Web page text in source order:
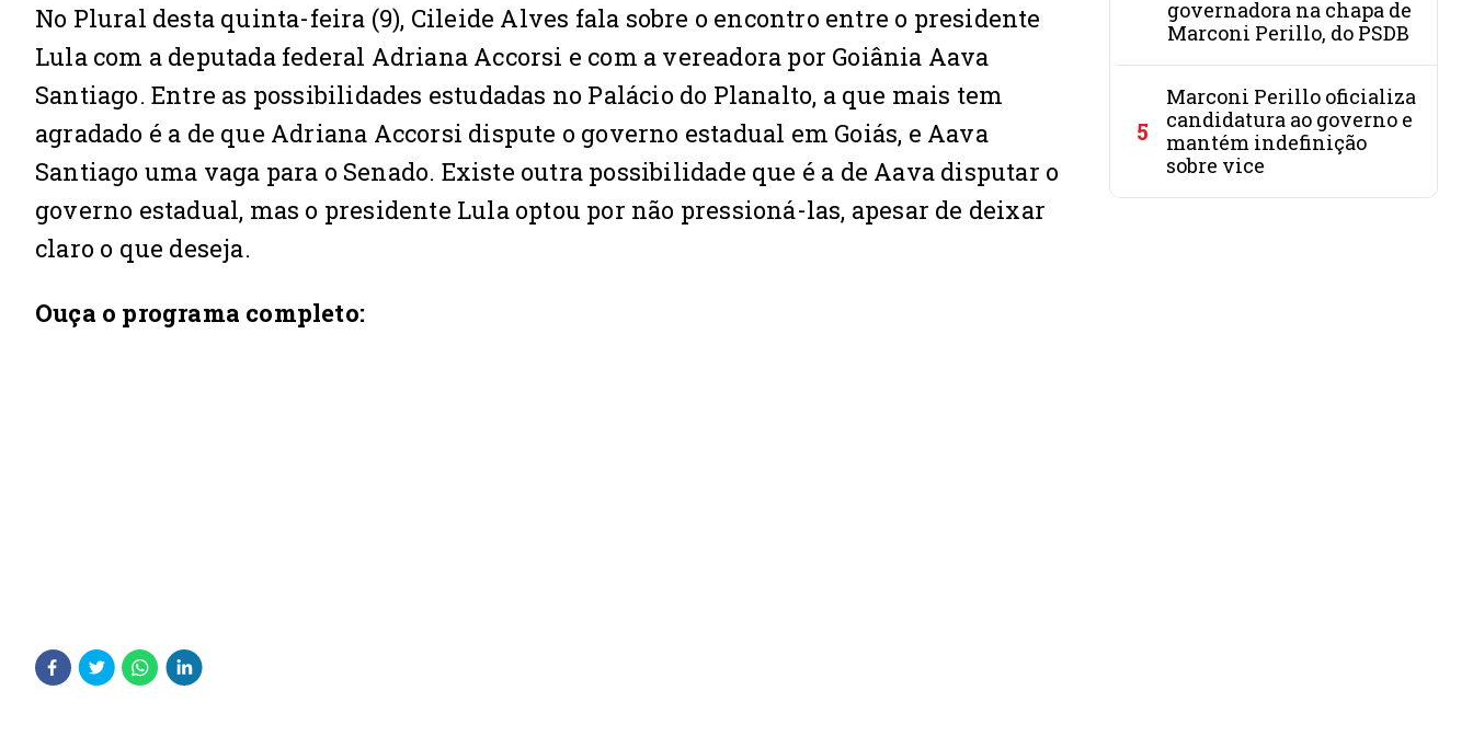
No Plural desta quinta-feira (9), Cileide Alves fala sobre o encontro entre o presidente
Lula com a deputada federal Adriana Accorsi e com a vereadora por Goiânia Aava
Santiago. Entre as possibilidades estudadas no Palácio do Planalto, a que mais tem
agradado é a de que Adriana Accorsi dispute o governo estadual em Goiás, e Aava
Santiago uma vaga para o Senado. Existe outra possibilidade que é a de Aava disputar o
governo estadual, mas o presidente Lula optou por não pressioná-las, apesar de deixar
claro o que deseja.
Ouça o programa completo:
governadora na chapa de
Marconi Perillo, do PSDB
5
Marconi Perillo oficializa
candidatura ao governo e
mantém indefinição
sobre vice